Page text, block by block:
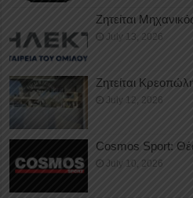
Ζητείται
July 13, 2026
Ζητείται
July 12, 2026
Cosmos Sport:
July 10, 2026